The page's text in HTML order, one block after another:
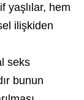
yaşlılar, hem
ilişkiden
seks
bunun